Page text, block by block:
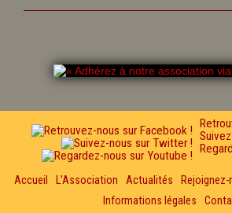
Accueil L'Association Actualités Rejoignez-
Informations légales